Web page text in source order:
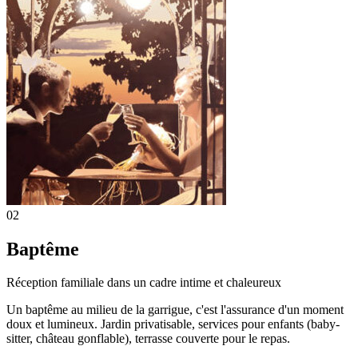
02
Baptême
Réception familiale dans un cadre intime et chaleureux
Un baptême au milieu de la garrigue, c'est l'assurance d'un moment
doux et lumineux. Jardin privatisable, services pour enfants (baby-
sitter, château gonflable), terrasse couverte pour le repas.